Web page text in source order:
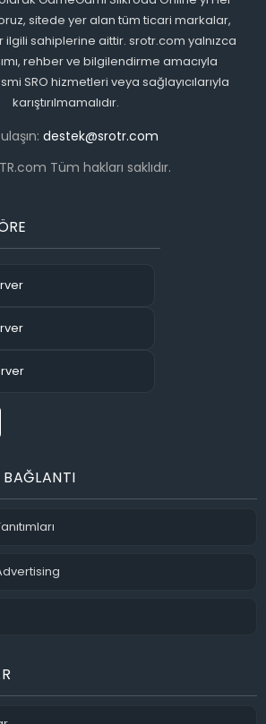
sitede yer alan tüm ticari markalar,
sahiplerine aittir. srotr.com yalnızca
rehber ve bilgilendirme amacıyla
SRO hizmetleri veya sağlayıcılarıyla
karıştırılmamalıdır.
destek@srotr.com
Tüm hakları saklıdır.